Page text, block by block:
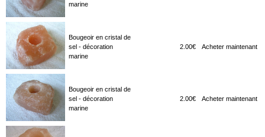
marine
Bougeoir en cristal de
sel - décoration
marine
2.00€ Acheter maintenant
Bougeoir en cristal de
sel - décoration
marine
2.00€ Acheter maintenant